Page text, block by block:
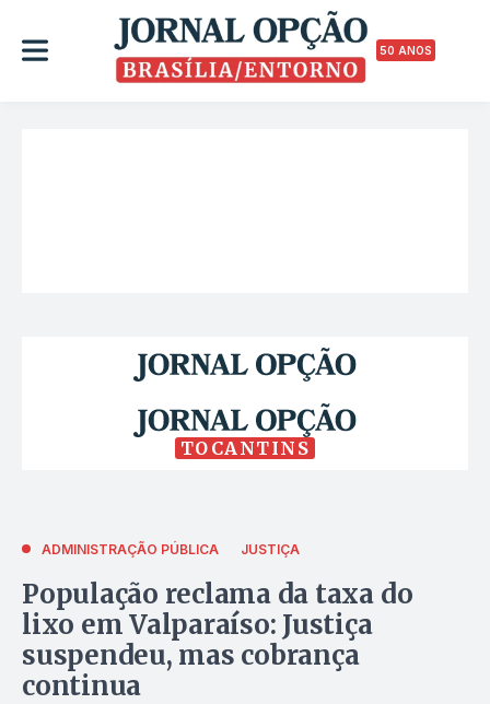
50 ANOS
TOCANTINS
ADMINISTRAÇÃO PÚBLICA JUSTIÇA
População reclama da taxa do
lixo em Valparaíso: Justiça
suspendeu, mas cobrança
continua